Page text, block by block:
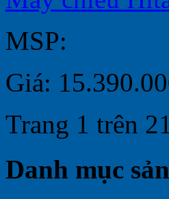
MSP:
Giá:
Trang 1 trên 21
Danh mục